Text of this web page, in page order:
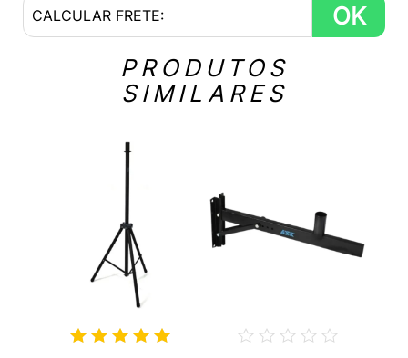
OK
PRODUTOS
SIMILARES